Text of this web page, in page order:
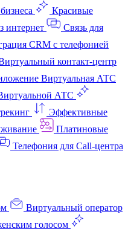
Красивые
интернет
Связь для
CRM с телефонией
контакт‑центр
Виртуальная АТС
АТС
Эффективные
Платиновые
Телефония для Call-центра
Виртуальный оператор
голосом